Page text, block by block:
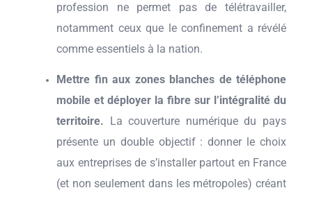
profession ne permet pas de télétravailler,
notamment ceux que le confinement a révélé
comme essentiels à la nation.
Mettre fin aux zones blanches de téléphone
mobile et déployer la fibre sur l’intégralité du
territoire. La couverture numérique du pays
présente un double objectif : donner le choix
aux entreprises de s’installer partout en France
(et non seulement dans les métropoles) créant